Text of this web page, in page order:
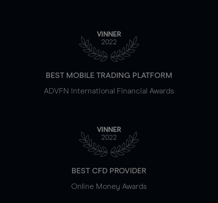
VINNER
2022
BEST MOBILE TRADING PLATFORM
ADVFN International Financial Awards
VINNER
2022
BEST CFD PROVIDER
Online Money Awards